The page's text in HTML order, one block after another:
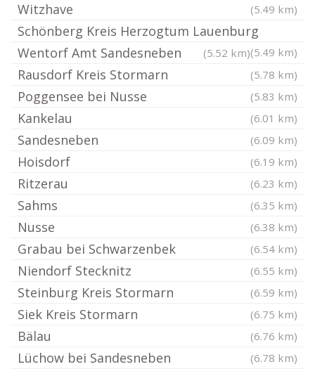
Witzhave (5.49 km)
Schönberg Kreis Herzogtum Lauenburg
(5.49 km)
Wentorf Amt Sandesneben (5.52 km)
Rausdorf Kreis Stormarn (5.78 km)
Poggensee bei Nusse (5.83 km)
Kankelau (6.01 km)
Sandesneben (6.09 km)
Hoisdorf (6.19 km)
Ritzerau (6.23 km)
Sahms (6.35 km)
Nusse (6.38 km)
Grabau bei Schwarzenbek (6.54 km)
Niendorf Stecknitz (6.55 km)
Steinburg Kreis Stormarn (6.59 km)
Siek Kreis Stormarn (6.75 km)
Bälau (6.76 km)
Lüchow bei Sandesneben (6.78 km)